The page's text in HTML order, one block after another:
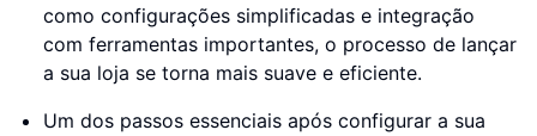
como configurações simplificadas e integração
com ferramentas importantes, o processo de lançar
a sua loja se torna mais suave e eficiente.
Um dos passos essenciais após configurar a sua